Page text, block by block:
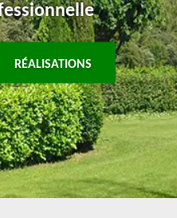
RÉALISATIONS